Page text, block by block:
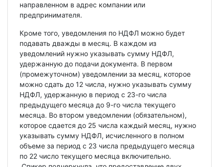
направленном в адрес компании или
предпринимателя.
Кроме того, уведомления по НДФЛ можно будет
подавать дважды в месяц. В каждом из
уведомлений нужно указывать сумму НДФЛ,
удержанную до подачи документа. В первом
(промежуточном) уведомлении за месяц, которое
можно сдать до 12 числа, нужно указывать сумму
НДФЛ, удержанную в период с 23-го числа
предыдущего месяца до 9-го числа текущего
месяца. Во втором уведомлении (обязательном),
которое сдается до 25 числа каждый месяц, нужно
указывать сумму НДФЛ, исчисленного в полном
объеме за период с 23 числа предыдущего месяца
по 22 число текущего месяца включительно.